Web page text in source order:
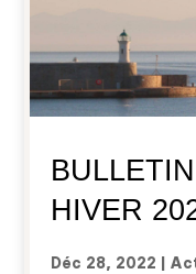
HIVER
Déc 28, 2022